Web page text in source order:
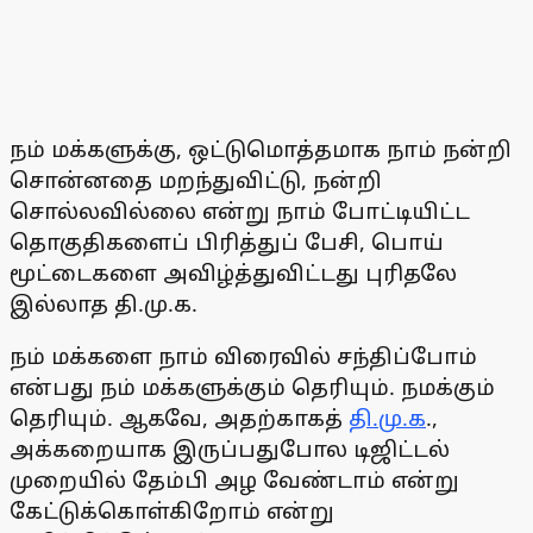
நம் மக்களுக்கு, ஒட்டுமொத்தமாக நாம் நன்றி
சொன்னதை மறந்துவிட்டு, நன்றி
சொல்லவில்லை என்று நாம் போட்டியிட்ட
தொகுதிகளைப் பிரித்துப் பேசி, பொய்
மூட்டைகளை அவிழ்த்துவிட்டது புரிதலே
இல்லாத தி.மு.க.
நம் மக்களை நாம் விரைவில் சந்திப்போம்
என்பது நம் மக்களுக்கும் தெரியும். நமக்கும்
தெரியும். ஆகவே, அதற்காகத் தி.மு.க.,
அக்கறையாக இருப்பதுபோல டிஜிட்டல்
முறையில் தேம்பி அழ வேண்டாம் என்று
கேட்டுக்கொள்கிறோம் என்று